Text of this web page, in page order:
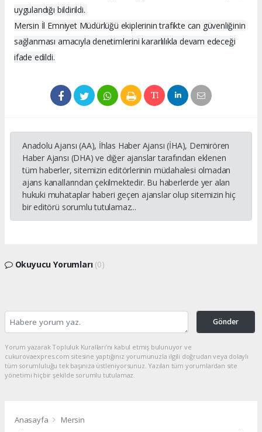
uygulandığı bildirildi.
Mersin İl Emniyet Müdürlüğü ekiplerinin trafikte can güvenliğinin
sağlanması amacıyla denetimlerini kararlılıkla devam edeceği
ifade edildi.
Anadolu Ajansı (AA), İhlas Haber Ajansı (İHA), Demirören
Haber Ajansı (DHA) ve diğer ajanslar tarafından eklenen
tüm haberler, sitemizin editörlerinin müdahalesi olmadan
ajans kanallarından çekilmektedir. Bu haberlerde yer alan
hukuki muhataplar haberi geçen ajanslar olup sitemizin hiç
bir editörü sorumlu tutulamaz...
Okuyucu Yorumları (0)
Gönder
Yorum yazarak Topluluk Kuralları’nı kabul etmiş bulunuyor ve
cukurovaexpres.com sitesine yaptığınız yorumunuzla ilgili doğrudan veya dolaylı
tüm sorumluluğu tek başınıza üstleniyorsunuz. Yazılan tüm yorumlardan site
yönetimi hiçbir şekilde sorumlu tutulamaz.
Anasayfa Mersin